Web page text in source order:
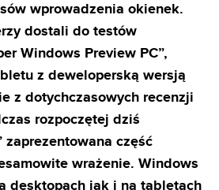
wprowadzenia okienek.
dostali do testów
Windows Preview PC”,
z deweloperską wersją
z dotychczasowych recenzji
rozpoczętej dziś
część
wrażenie. Windows
desktopach jak i na tabletach